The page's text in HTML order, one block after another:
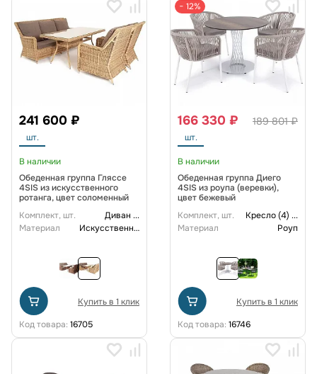
241 600 ₽
шт.
В наличии
Обеденная группа Гляссе
4SIS из искусственного
ротанга, цвет соломенный
Комплект, шт.
Диван ...
Материал
Искусственный ротанг
Купить в 1 клик
Код товара: 16705
− 12%
189 801 ₽
166 330 ₽
шт.
В наличии
Обеденная группа Диего
4SIS из роупа (веревки),
цвет бежевый
Комплект, шт.
Кресло (4) ...
Материал
Роуп
Купить в 1 клик
Код товара: 16746